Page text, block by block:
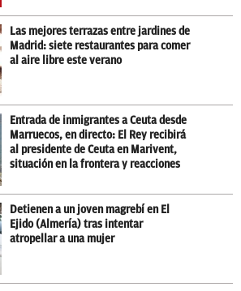
Las mejores terrazas entre jardines de
Madrid: siete restaurantes para comer
al aire libre este verano
Entrada de inmigrantes a Ceuta desde
Marruecos, en directo: El Rey recibirá
al presidente de Ceuta en Marivent,
situación en la frontera y reacciones
Detienen a un joven magrebí en El
Ejido (Almería) tras intentar
atropellar a una mujer